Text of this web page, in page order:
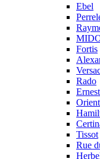
Ebel
Fortis
Rado
Tissot
Rue